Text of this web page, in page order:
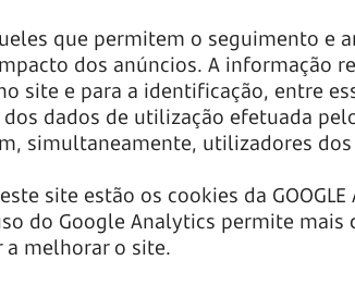
que permitem o seguimento e
dos anúncios. A informação
site e para a identificação, entre
dados de utilização efetuada
simultaneamente, utilizadores
site estão os cookies da GOOGLE
do Google Analytics permite
melhorar o site.